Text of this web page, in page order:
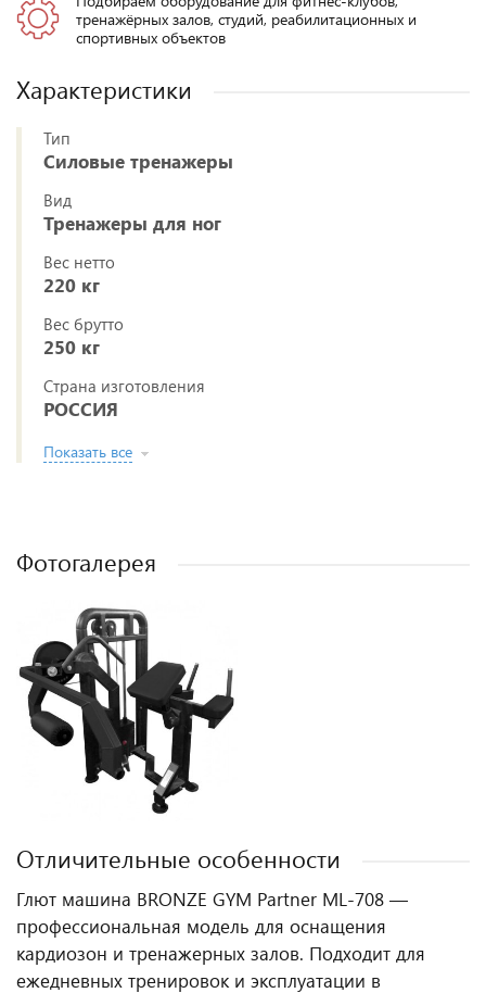
тренажёрных залов, студий, реабилитационных и
спортивных объектов
Характеристики
Тип
Силовые тренажеры
Вид
Тренажеры для ног
Вес нетто
220 кг
Вес брутто
250 кг
Страна изготовления
РОССИЯ
Показать все
Фотогалерея
Отличительные особенности
Глют машина BRONZE GYM Partner ML-708 —
профессиональная модель для оснащения
кардиозон и тренажерных залов. Подходит для
ежедневных тренировок и эксплуатации в